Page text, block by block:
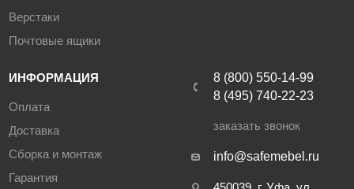
Верстаки
Почтовые ящики
ИНФОРМАЦИЯ
Оплата
Доставка
Сборка и монтаж
Гарантия
8 (800) 550-14-99
8 (495) 740-22-23
заказать звонок
info@safemebel.ru